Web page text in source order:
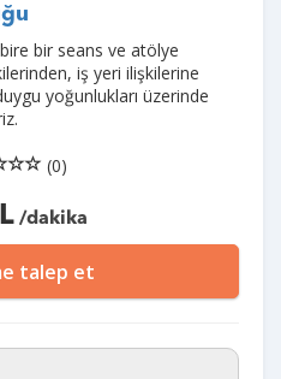
bir seans ve atölye
iş yeri ilişkilerine
yoğunlukları üzerinde
(0)
/dakika
talep et